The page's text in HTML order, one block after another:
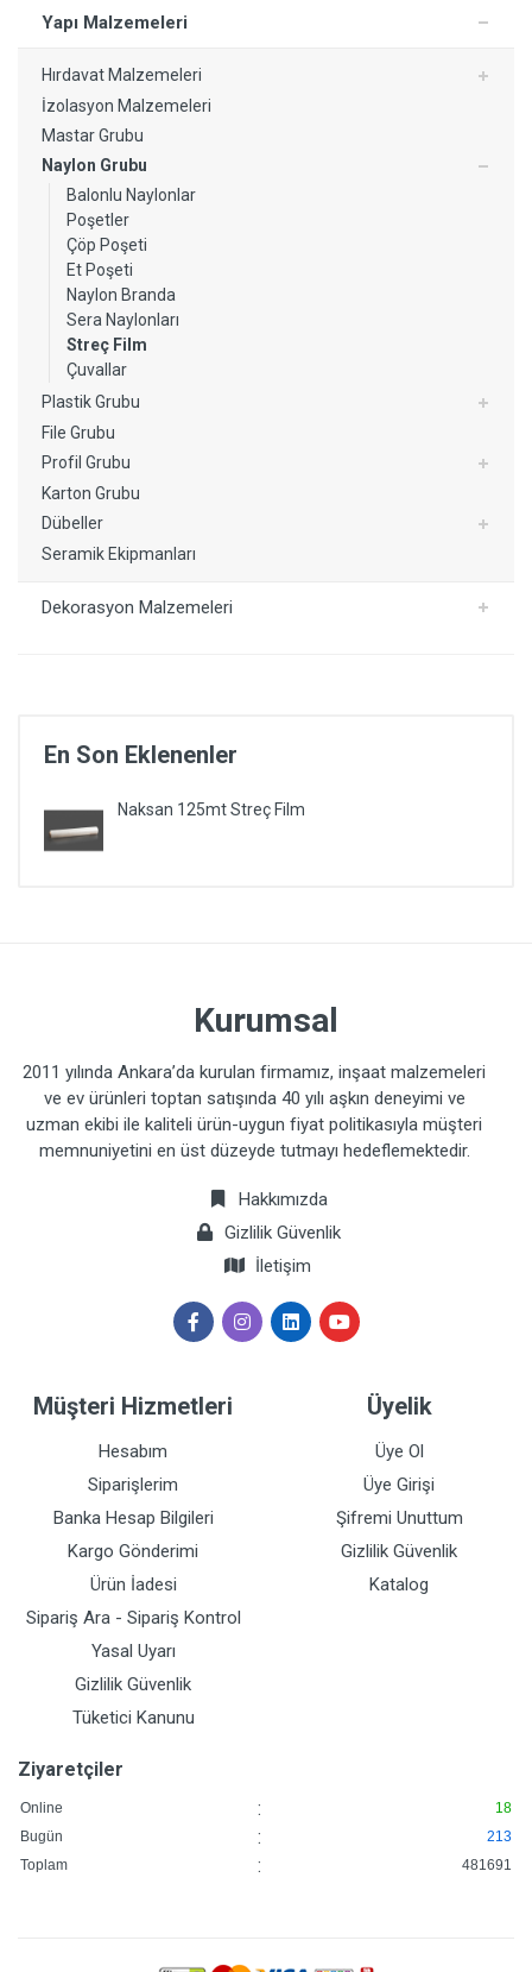
Yapı Malzemeleri
Hırdavat Malzemeleri
İzolasyon Malzemeleri
Mastar Grubu
Naylon Grubu
Balonlu Naylonlar
Poşetler
Çöp Poşeti
Et Poşeti
Naylon Branda
Sera Naylonları
Streç Film
Çuvallar
Plastik Grubu
File Grubu
Profil Grubu
Karton Grubu
Dübeller
Seramik Ekipmanları
Dekorasyon Malzemeleri
En Son Eklenenler
Naksan 125mt Streç Film
Kurumsal
2011 yılında Ankara’da kurulan firmamız, inşaat malzemeleri
ve ev ürünleri toptan satışında 40 yılı aşkın deneyimi ve
uzman ekibi ile kaliteli ürün-uygun fiyat politikasıyla müşteri
memnuniyetini en üst düzeyde tutmayı hedeflemektedir.
Hakkımızda
Gizlilik Güvenlik
İletişim
Müşteri Hizmetleri
Hesabım
Siparişlerim
Banka Hesap Bilgileri
Kargo Gönderimi
Ürün İadesi
Sipariş Ara - Sipariş Kontrol
Yasal Uyarı
Gizlilik Güvenlik
Tüketici Kanunu
Üyelik
Üye Ol
Üye Girişi
Şifremi Unuttum
Gizlilik Güvenlik
Katalog
Ziyaretçiler
Online :
18
Bugün
:
213
Toplam
: 481691